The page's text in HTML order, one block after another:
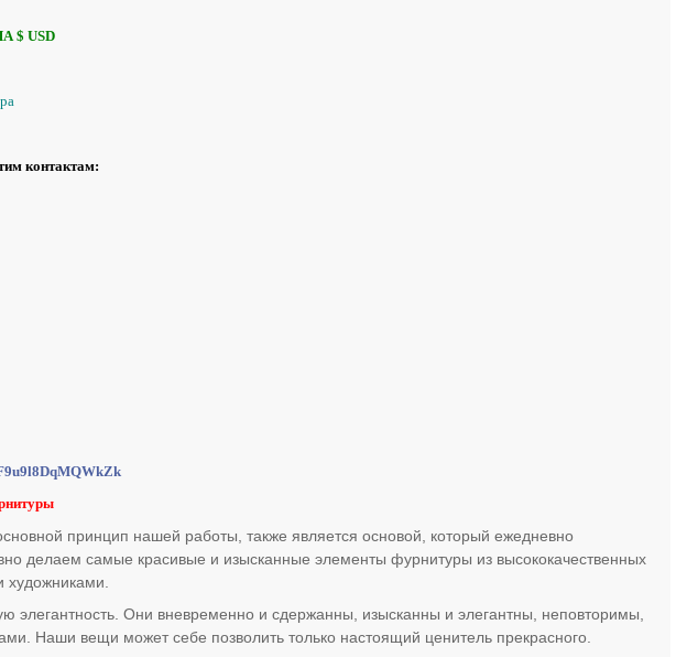
$ USD
контактам:
принцип нашей работы, также является основой, который ежедневно
делаем самые красивые и изысканные элементы фурнитуры из высококачественных
художниками.
Они вневременно и сдержанны, изысканны и элегантны, неповторимы,
Наши вещи может себе позволить только настоящий ценитель прекрасного.